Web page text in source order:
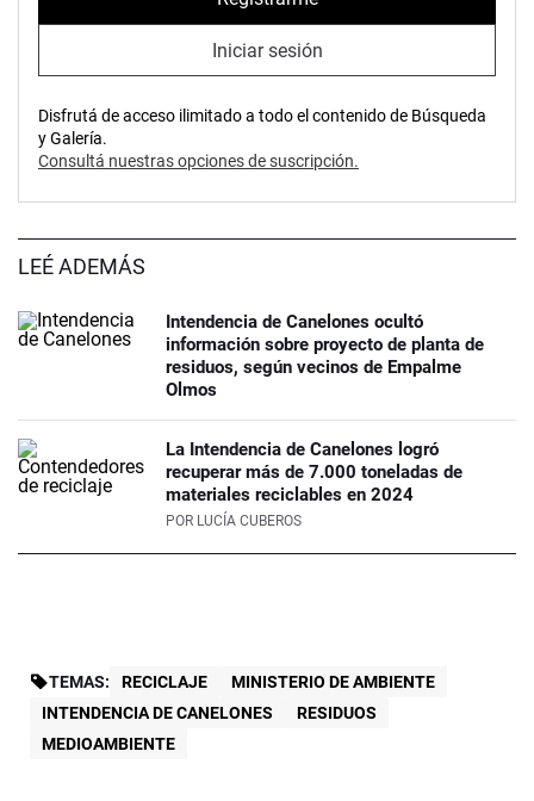
Iniciar sesión
Disfrutá de acceso ilimitado a todo el contenido de Búsqueda
y Galería.
Consultá nuestras opciones de suscripción.
LEÉ ADEMÁS
Intendencia de Canelones ocultó
información sobre proyecto de planta de
residuos, según vecinos de Empalme
Olmos
La Intendencia de Canelones logró
recuperar más de 7.000 toneladas de
materiales reciclables en 2024
POR LUCÍA CUBEROS
TEMAS: RECICLAJE
MINISTERIO DE AMBIENTE
INTENDENCIA DE CANELONES
RESIDUOS
MEDIOAMBIENTE